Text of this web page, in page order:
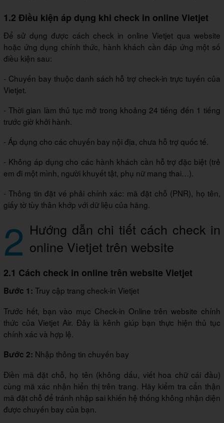
1.2 Điều kiện áp dụng khi check in online Vietjet
Để sử dụng được cách check in online Vietjet qua website
hoặc ứng dụng chính thức, hành khách cần đáp ứng một số
điều kiện sau:
- Chuyến bay thuộc danh sách hỗ trợ check-in trực tuyến của
Vietjet.
- Thời gian làm thủ tục mở trong khoảng 24 tiếng đến 1 tiếng
trước giờ khởi hành.
- Áp dụng cho các chuyến bay nội địa, chưa hỗ trợ quốc tế.
- Không áp dụng cho các hành khách cần hỗ trợ đặc biệt (trẻ
em đi một mình, người khuyết tật, phụ nữ mang thai…).
- Thông tin đặt vé phải chính xác: mã đặt chỗ (PNR), họ tên,
giấy tờ tùy thân khớp với dữ liệu của hãng.
2 Hướng dẫn chi tiết cách check in
online Vietjet trên website
2.1 Cách check in online trên website Vietjet
Bước 1: Truy cập trang check-in Vietjet
Trước hết, bạn vào mục Check-in Online trên website chính
thức của Vietjet Air. Đây là kênh giúp bạn thực hiện thủ tục
chính xác và hợp lệ.
Bước 2: Nhập thông tin chuyến bay
Điền mã đặt chỗ, họ tên (không dấu, viết hoa chữ cái đầu)
cùng mã xác nhận hiển thị trên trang. Hãy kiểm tra cẩn thận
mã đặt chỗ để tránh nhập sai khiến hệ thống không nhận diện
được chuyến bay của bạn.